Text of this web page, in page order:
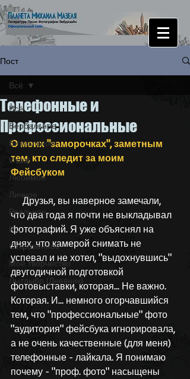
Пост
Всё
Вербальное
Визуальное
Visual
Любимое
Личное
Реальное
И...
Откровенное
Моё творчество
Лытдыбр (Дневник)
Всё
Телефонные и
Профессиональные
О моих "заморочках", заметным
тем, кто следит за моим
Фейсбуком
     Друзья, вы наверное замечали,
что два года я почти не выкладывал
фотографий. Я уже объяснял на
днях, что камерой снимать не
успевал и не хотел, "выдохнувшись"
двугодичной подготовкой
фотовыставки, которая... Не важно.
Которая. И... немного огорчавшийся
тем, что "профессиональные" фото
"аудитория" фейсбука игнорировала,
а не очень качественные (для меня)
телефонные - лайкала. Я понимаю
почему - "проф. фото" насыщены